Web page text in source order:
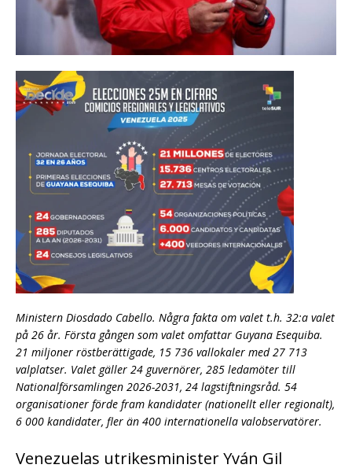
Ministern Diosdado Cabello. Några fakta om valet t.h. 32:a valet
på 26 år. Första gången som valet omfattar Guyana Esequiba.
21 miljoner röstberättigade, 15 736 vallokaler med 27 713
valplatser. Valet gäller 24 guvernörer, 285 ledamöter till
Nationalförsamlingen 2026-2031, 24 lagstiftningsråd. 54
organisationer förde fram kandidater (nationellt eller regionalt),
6 000 kandidater, fler än 400 internationella valobservatörer.
Venezuelas utrikesminister Yván Gil